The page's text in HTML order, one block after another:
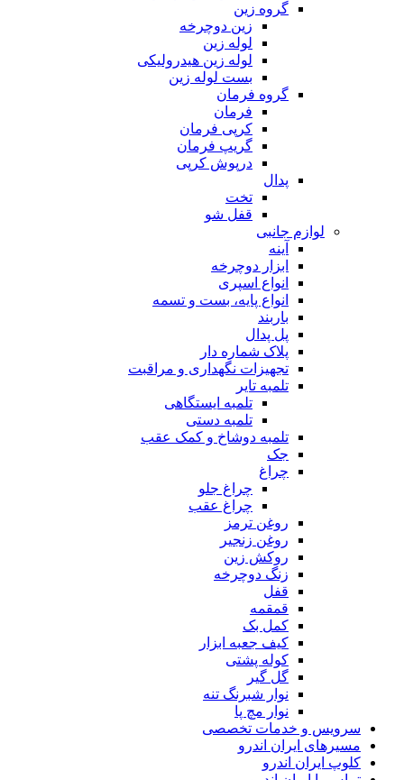
گروه زین
زین دوچرخه
لوله زین
لوله زین هیدرولیکی
بست لوله زین
گروه فرمان
فرمان
کرپی فرمان
گریپ فرمان
درپوش کرپی
پدال
تخت
قفل شو
لوازم جانبی
آینه
ابزار دوچرخه
انواع اسپری
انواع پایه، بست و تسمه
باربند
پل پدال
پلاک شماره دار
تجهیزات نگهداری و مراقبت
تلمبه تایر
تلمبه ایستگاهی
تلمبه دستی
تلمبه دوشاخ و کمک عقب
جک
چراغ
چراغ جلو
چراغ عقب
روغن ترمز
روغن زنجیر
روکش زین
زنگ دوچرخه
قفل
قمقمه
کمل بک
کیف جعبه ابزار
کوله پشتی
گل گیر
نوار شبرنگ تنه
نوار مچ پا
سرویس و خدمات تخصصی
مسیرهای ایران اندرو
کلوپ ایران اندرو